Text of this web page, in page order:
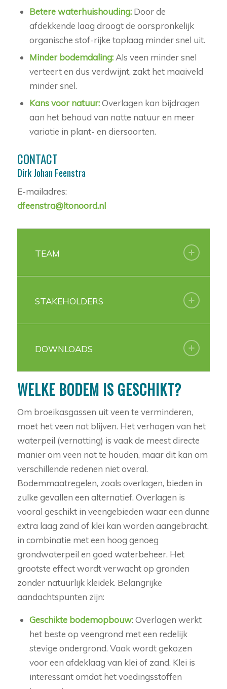
Betere waterhuishouding: Door de
afdekkende laag droogt de oorspronkelijk
organische stof-rijke toplaag minder snel uit.
Minder bodemdaling: Als veen minder snel
verteert en dus verdwijnt, zakt het maaiveld
minder snel.
Kans voor natuur:Overlagen kan bijdragen
aan het behoud van natte natuur en meer
variatie in plant- en diersoorten.
CONTACT
Dirk Johan Feenstra
E-mailadres:
dfeenstra@ltonoord.nl
TEAM
STAKEHOLDERS
DOWNLOADS
WELKE BODEM IS GESCHIKT?
Om broeikasgassen uit veen te verminderen,
moet het veen nat blijven. Het verhogen van het
waterpeil (vernatting) is vaak de meest directe
manier om veen nat te houden, maar dit kan om
verschillende redenen niet overal.
Bodemmaatregelen, zoals overlagen, bieden in
zulke gevallen een alternatief. Overlagen is
vooral geschikt in veengebieden waar een dunne
extra laag zand of klei kan worden aangebracht,
in combinatie met een hoog genoeg
grondwaterpeil en goed waterbeheer. Het
grootste effect wordt verwacht op gronden
zonder natuurlijk kleidek. Belangrijke
aandachtspunten zijn:
Geschikte bodemopbouw: Overlagen werkt
het beste op veengrond met een redelijk
stevige ondergrond. Vaak wordt gekozen
voor een afdeklaag van klei of zand. Klei is
interessant omdat het voedingsstoffen